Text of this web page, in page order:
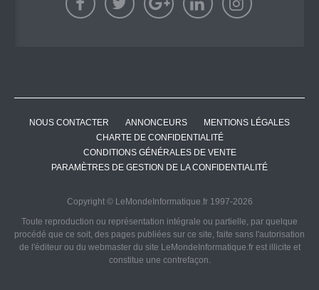
NOUS CONTACTER ANNONCEURS
MENTIONS LÉGALES
CHARTE DE CONFIDENTIALITÉ
CONDITIONS GÉNÉRALES DE VENTE
PARAMÈTRES DE GESTION DE LA CONFIDENTIALITÉ
Copyright © LeMondeInformatique.fr 1997-2026
Toute reproduction ou représentation intégrale ou partielle, par quelque
procédé que ce soit, des pages publiées sur ce site, faite sans l'autorisation
de l'éditeur ou du webmaster du site LeMondeInformatique.fr est illicite et
constitue une contrefaçon.